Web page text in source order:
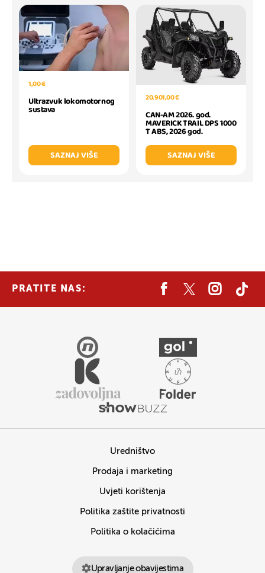
1,00 €
Ultrazvuk lokomotornog
sustava
SAZNAJ VIŠE
20.901,00 €
CAN-AM 2026. god.
MAVERICK TRAIL DPS 1000
T ABS, 2026 god.
SAZNAJ VIŠE
PRATITE NAS:
Uredništvo
Prodaja i marketing
Uvjeti korištenja
Politika zaštite privatnosti
Politika o kolačićima
Upravljanje obavijestima